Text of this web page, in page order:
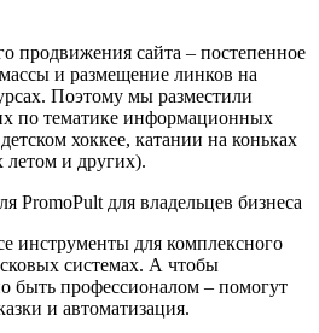
продвижения сайта – постепенное
и размещение линков на
Поэтому мы разместили
по тематике информационных
хоккее, катании на коньках
летом и других).
PromoPult для владельцев бизнеса
инструменты для комплексного
системах. А чтобы
быть профессионалом – помогут
и автоматизация.